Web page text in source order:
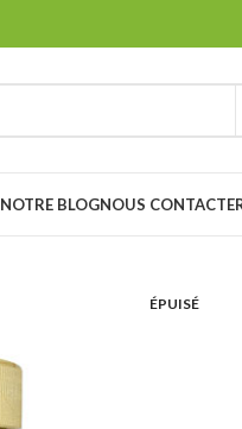
NOTRE BLOGNOUS
ÉPUISÉ